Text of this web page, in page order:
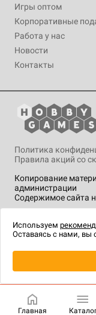
Игры оптом
Корпоративные
Работа у нас
Новости
Контакты
Копирование
администрации
Содержимое сайта
Политика
Правила акций со
технологии.
Главная
Используем
Оставаясь с нами, вы